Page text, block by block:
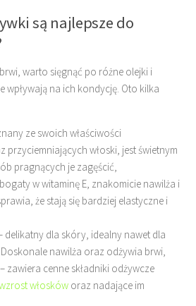
są najlepsze do
warto sięgnąć po różne olejki i
wpływają na ich kondycję. Oto kilka
ze swoich właściwości
przyciemniających włoski, jest świetnym
pragnących je zagęścić,
w witaminę E, znakomicie nawilża i
że stają się bardziej elastyczne i
delikatny dla skóry, idealny nawet dla
nawilża oraz odżywia brwi,
– zawiera cenne składniki odżywcze
włosków oraz nadające im